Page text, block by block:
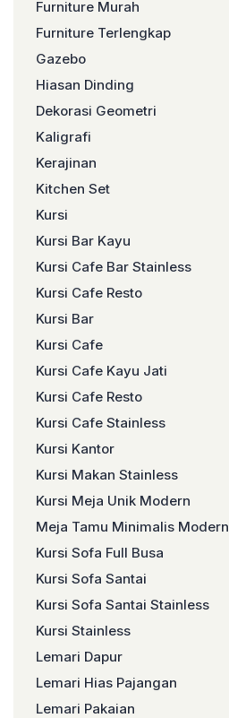
Furniture Murah
Furniture Terlengkap
Gazebo
Hiasan Dinding
Dekorasi Geometri
Kaligrafi
Kerajinan
Kitchen Set
Kursi
Kursi Bar Kayu
Kursi Cafe Bar Stainless
Kursi Cafe Resto
Kursi Bar
Kursi Cafe
Kursi Cafe Kayu Jati
Kursi Cafe Resto
Kursi Cafe Stainless
Kursi Kantor
Kursi Makan Stainless
Kursi Meja Unik Modern
Meja Tamu Minimalis Modern
Kursi Sofa Full Busa
Kursi Sofa Santai
Kursi Sofa Santai Stainless
Kursi Stainless
Lemari Dapur
Lemari Hias Pajangan
Lemari Pakaian